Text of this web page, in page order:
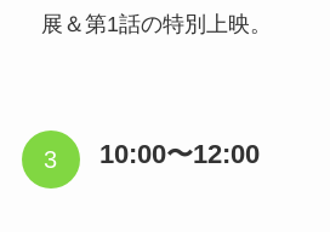
展＆第1話の特別上映。
10:00〜12:00